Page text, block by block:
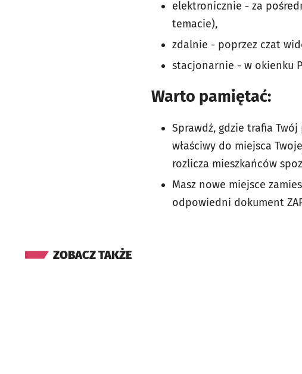
elektronicznie - za
temacie),
zdalnie - poprzez czat
stacjonarnie - w okienku
Warto pamiętać:
Sprawdź, gdzie trafia
właściwy do miejsca
rozlicza mieszkańców
Masz nowe miejsce
odpowiedni dokument
ZOBACZ TAKŻE